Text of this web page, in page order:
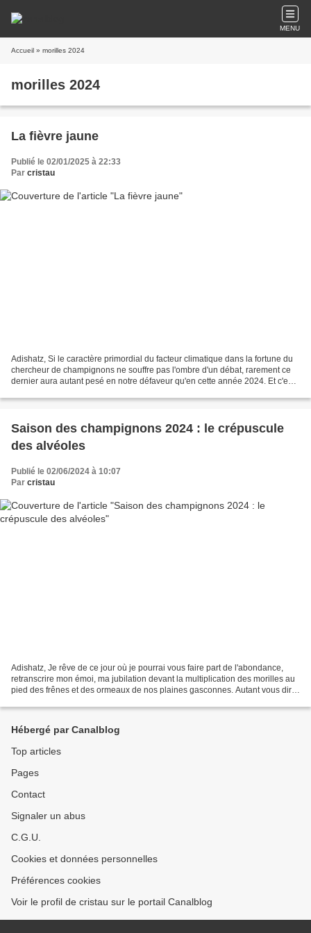
MENU
Accueil » morilles 2024
morilles 2024
La fièvre jaune
Publié le 02/01/2025 à 22:33
Par cristau
Adishatz, Si le caractère primordial du facteur climatique dans la fortune du
chercheur de champignons ne souffre pas l'ombre d'un débat, rarement ce
dernier aura autant pesé en notre défaveur qu'en cette année 2024. Et c'est
Saison des champignons 2024 : le crépuscule
des alvéoles
Publié le 02/06/2024 à 10:07
Par cristau
Adishatz, Je rêve de ce jour où je pourrai vous faire part de l'abondance,
retranscrire mon émoi, ma jubilation devant la multiplication des morilles au
pied des frênes et des ormeaux de nos plaines gasconnes. Autant vous dire
Hébergé par Canalblog
Top articles
Pages
Contact
Signaler un abus
C.G.U.
Cookies et données personnelles
Préférences cookies
Voir le profil de cristau sur le portail Canalblog